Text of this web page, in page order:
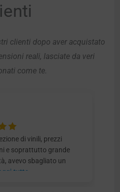
clienti dopo aver acquistato
reali, lasciate da veri
come te.
di vinili, prezzi
e soprattutto grande
avevo sbagliato un
tutto